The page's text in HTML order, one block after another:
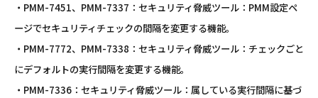
・PMM-7451、PMM-7337：セキュリティ脅威ツール：PMM設定ペ
ージでセキュリティチェックの間隔を変更する機能。
・PMM-7772、PMM-7338：セキュリティ脅威ツール：チェックごと
にデフォルトの実行間隔を変更する機能。
・PMM-7336：セキュリティ脅威ツール：属している実行間隔に基づ